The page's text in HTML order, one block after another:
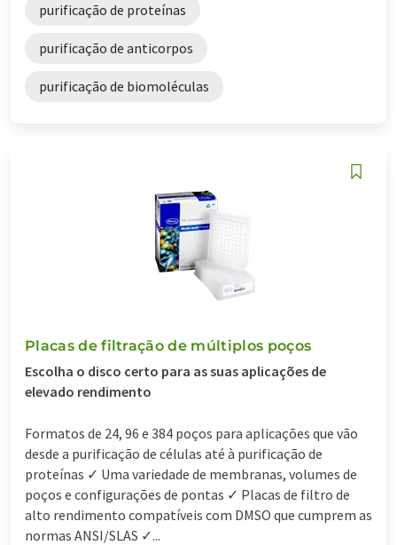
purificação de proteínas
purificação de anticorpos
purificação de biomoléculas
Placas de filtração de múltiplos poços
Escolha o disco certo para as suas aplicações de
elevado rendimento
Formatos de 24, 96 e 384 poços para aplicações que vão
desde a purificação de células até à purificação de
proteínas ✓ Uma variedade de membranas, volumes de
poços e configurações de pontas ✓ Placas de filtro de
alto rendimento compatíveis com DMSO que cumprem as
normas ANSI/SLAS ✓...